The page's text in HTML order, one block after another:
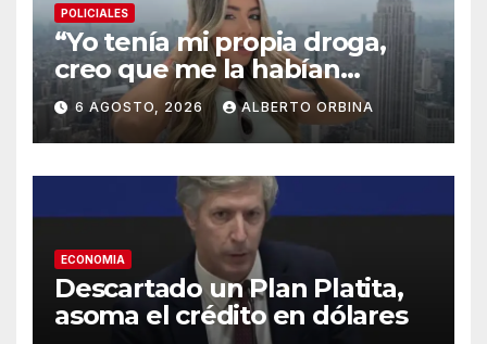
POLICIALES
“Yo tenía mi propia droga,
creo que me la habían
regalado”: qué declaró
Candela Arizaga ante la
justicia
6 AGOSTO, 2026 ALBERTO ORBINA
ECONOMIA
Descartado un Plan Platita,
asoma el crédito en dólares